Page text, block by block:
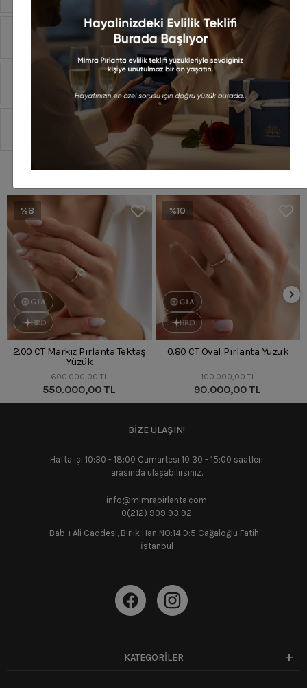
Yorumlar
Taksit Seçenekleri
Sipariş Ve Teslimat
%8
2.00 CT Markiz Pırlanta Tektaş
Yüzük
600.000,00 TL
550.000,00 TL
%10
0.80 CT Oval Pırlanta Yüzük
100.000,00 TL
90.000,00 TL
BİZE ULAŞIN!
Hafta içi 10:30 - 18:00 Cumartesi 10:30 - 15:00 saatleri
arasında ulaşabilirsiniz.
info@mimrapirlanta.com
0(212) 909 93 92
Bab-ı Ali Caddesi, Birlik Han NO:14 D:5 Cağaloğlu Fatih -
İstanbul
KATEGORİLER